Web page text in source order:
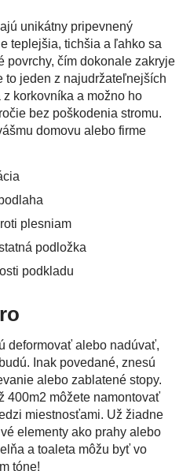
unikátny pripevnený
teplejšia, tichšia a ľahko sa
povrchy, čím dokonale zakryje
to jeden z najudržateľnejších
korkovníka a možno ho
bez poškodenia stromu.
domovu alebo firme
plesniam
podložka
podkladu
deformovať alebo nadúvať,
Inak povedané, znesú
alebo zablatené stopy.
400m2 môžete namontovať
miestnosťami. Už žiadne
elementy ako prahy alebo
a toaleta môžu byť vo
tóne!